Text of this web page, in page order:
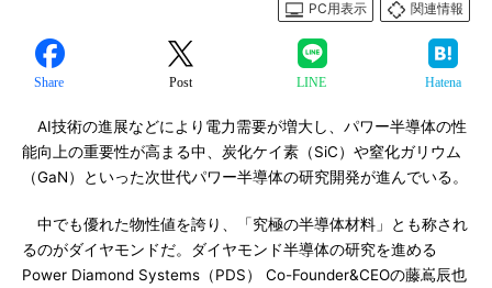
PC用表示
関連情報
Share Post LINE Hatena
AI技術の進展などにより電力需要が増大し、パワー半導体の性
能向上の重要性が高まる中、炭化ケイ素（SiC）や窒化ガリウム
（GaN）といった次世代パワー半導体の研究開発が進んでいる。
中でも優れた物性値を誇り、「究極の半導体材料」とも称され
るのがダイヤモンドだ。ダイヤモンド半導体の研究を進める
Power Diamond Systems（PDS） Co-Founder&CEOの藤嶌辰也